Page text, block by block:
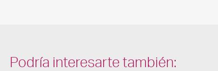
Podría interesarte también: